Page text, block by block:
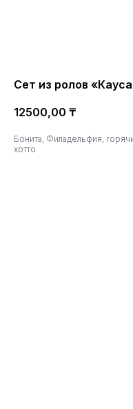
Сет из ролов
12500,00 ₸
Бонита, Филадельфия,
хотто